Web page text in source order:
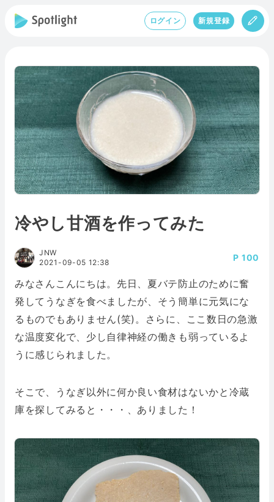
ログイン 新規登録
冷やし甘酒を作ってみた
JNW
2021-09-05 12:38
100
みなさんこんにちは。先日、夏バテ防止のために奮
発してうなぎを食べましたが、そう簡単に元気にな
るものでもありません(笑)。さらに、ここ数日の急激
な温度変化で、少し自律神経の働きも弱っているよ
うに感じられました。
そこで、うなぎ以外に何か良い食材はないかと冷蔵
庫を探してみると・・・、ありました！